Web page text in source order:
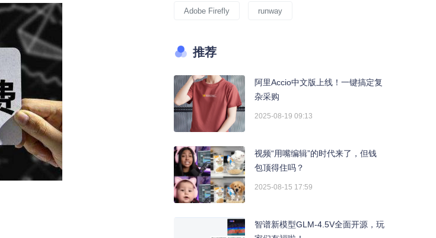
Adobe Firefly runway
推荐
阿里Accio中文版上线！一键搞定复
杂采购
2025-08-19 09:13
视频“用嘴编辑”的时代来了，但钱
包顶得住吗？
2025-08-15 17:59
智谱新模型GLM-4.5V全面开源，玩